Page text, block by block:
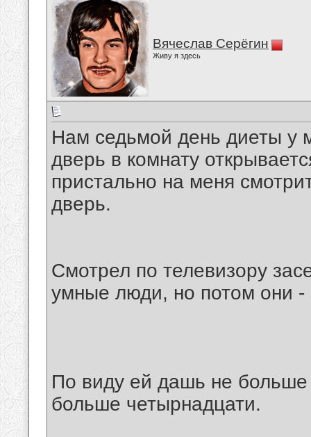
Вячеслав Серёгин
Живу я здесь
Нам седьмой день диеты у
дверь в комнату
пристально на меня
дверь.
Смотрел по телевизору
умные люди, но потом они -
По виду ей дашь не
больше четырнадцати.